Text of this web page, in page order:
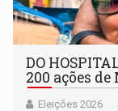
DO
200 ações
Eleições 2026